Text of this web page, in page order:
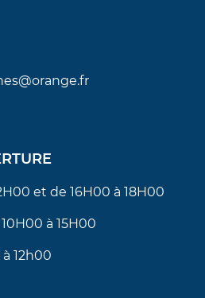
et de 16H00 à 18H00
à 15H00
12h00